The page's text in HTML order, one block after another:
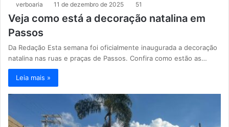
verboaria 11 de dezembro de 2025 51
Veja como está a decoração natalina em
Passos
Da Redação Esta semana foi oficialmente inaugurada a decoração
natalina nas ruas e praças de Passos. Confira como estão as…
Leia mais »